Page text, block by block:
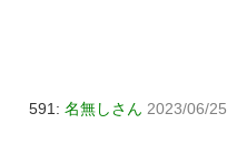
591: 名無しさん 2023/06/